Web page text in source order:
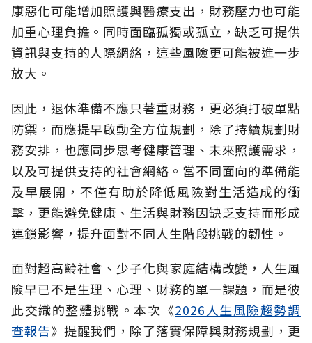
康惡化可能增加照護與醫療支出，財務壓力也可能
加重心理負擔。同時面臨孤獨或孤立，缺乏可提供
資訊與支持的人際網絡，這些風險更可能被進一步
放大。
因此，退休準備不應只著重財務，更必須打破單點
防禦，而應提早啟動全方位規劃，除了持續規劃財
務安排，也應同步思考健康管理、未來照護需求，
以及可提供支持的社會網絡。當不同面向的準備能
及早展開，不僅有助於降低風險對生活造成的衝
擊，更能避免健康、生活與財務因缺乏支持而形成
連鎖影響，提升面對不同人生階段挑戰的韌性。
面對超高齡社會、少子化與家庭結構改變，人生風
險早已不是生理、心理、財務的單一課題，而是彼
此交織的整體挑戰。本次《2026人生風險趨勢調
查報告》提醒我們，除了落實保障與財務規劃，更